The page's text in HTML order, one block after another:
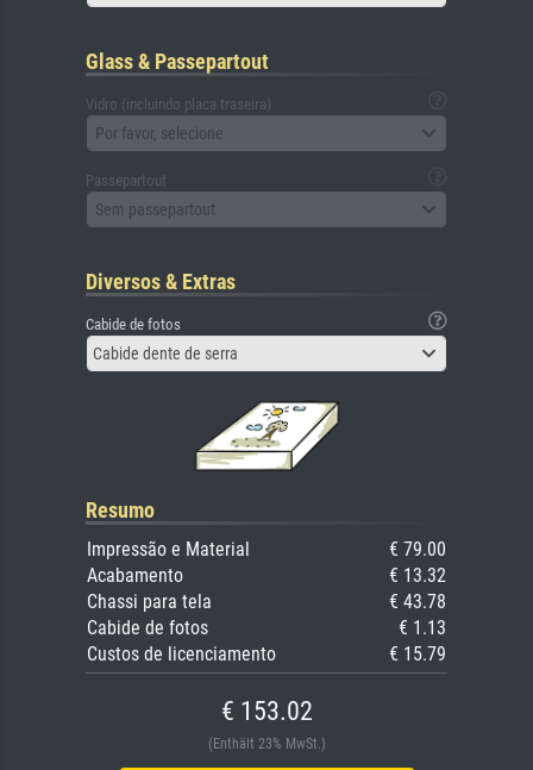
Glass & Passepartout
Vidro (incluindo placa traseira)
Por favor, selecione
Passepartout
Sem passepartout
Diversos & Extras
Cabide de fotos
Cabide dente de serra
Resumo
Impressão e Material
€ 79.00
Acabamento
€ 13.32
Chassi para tela
€ 43.78
Cabide de fotos
€ 1.13
Custos de licenciamento
€ 15.79
€ 153.02
(Enthält 23% MwSt.)